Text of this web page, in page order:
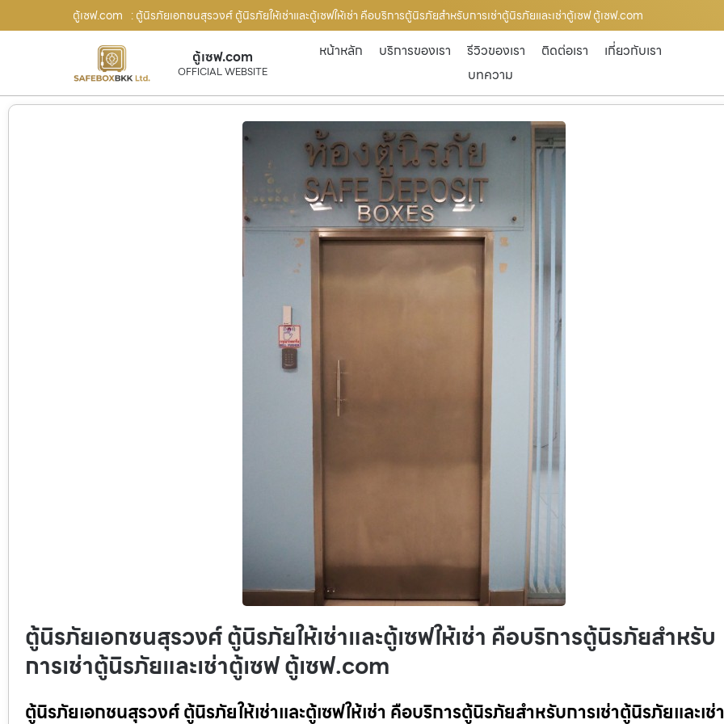
ตู้เซฟ.com : ตู้นิรภัยเอกชนสุรวงศ์ ตู้นิรภัยให้เช่าและตู้เซฟให้เช่า คือบริการตู้นิรภัยสำหรับการเช่าตู้นิรภัยและเช่าตู้เซฟ ตู้เซฟ.com
ตู้เซฟ.com
OFFICIAL WEBSITE
หน้าหลัก บริการของเรา รีวิวของเรา ติดต่อเรา
เกี่ยวกับเรา
บทความ
ตู้นิรภัยเอกชนสุรวงศ์ ตู้นิรภัยให้เช่าและตู้เซฟให้เช่า คือบริการตู้นิรภัยสำหรับ
การเช่าตู้นิรภัยและเช่าตู้เซฟ ตู้เซฟ.com
ตู้นิรภัยเอกชนสุรวงศ์ ตู้นิรภัยให้เช่าและตู้เซฟให้เช่า คือบริการตู้นิรภัยสำหรับการเช่าตู้นิรภัยและเช่